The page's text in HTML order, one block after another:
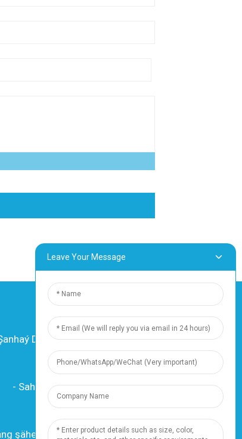
Dingzun Elektrik we Kabel Ko.,
Ltd. Ähli hukuklar goralandyr
- Sahypanyň kartasy- Resource
Resurs
şäherçesi, 201802, Şanhaý, Hytaý
Leave Your Message